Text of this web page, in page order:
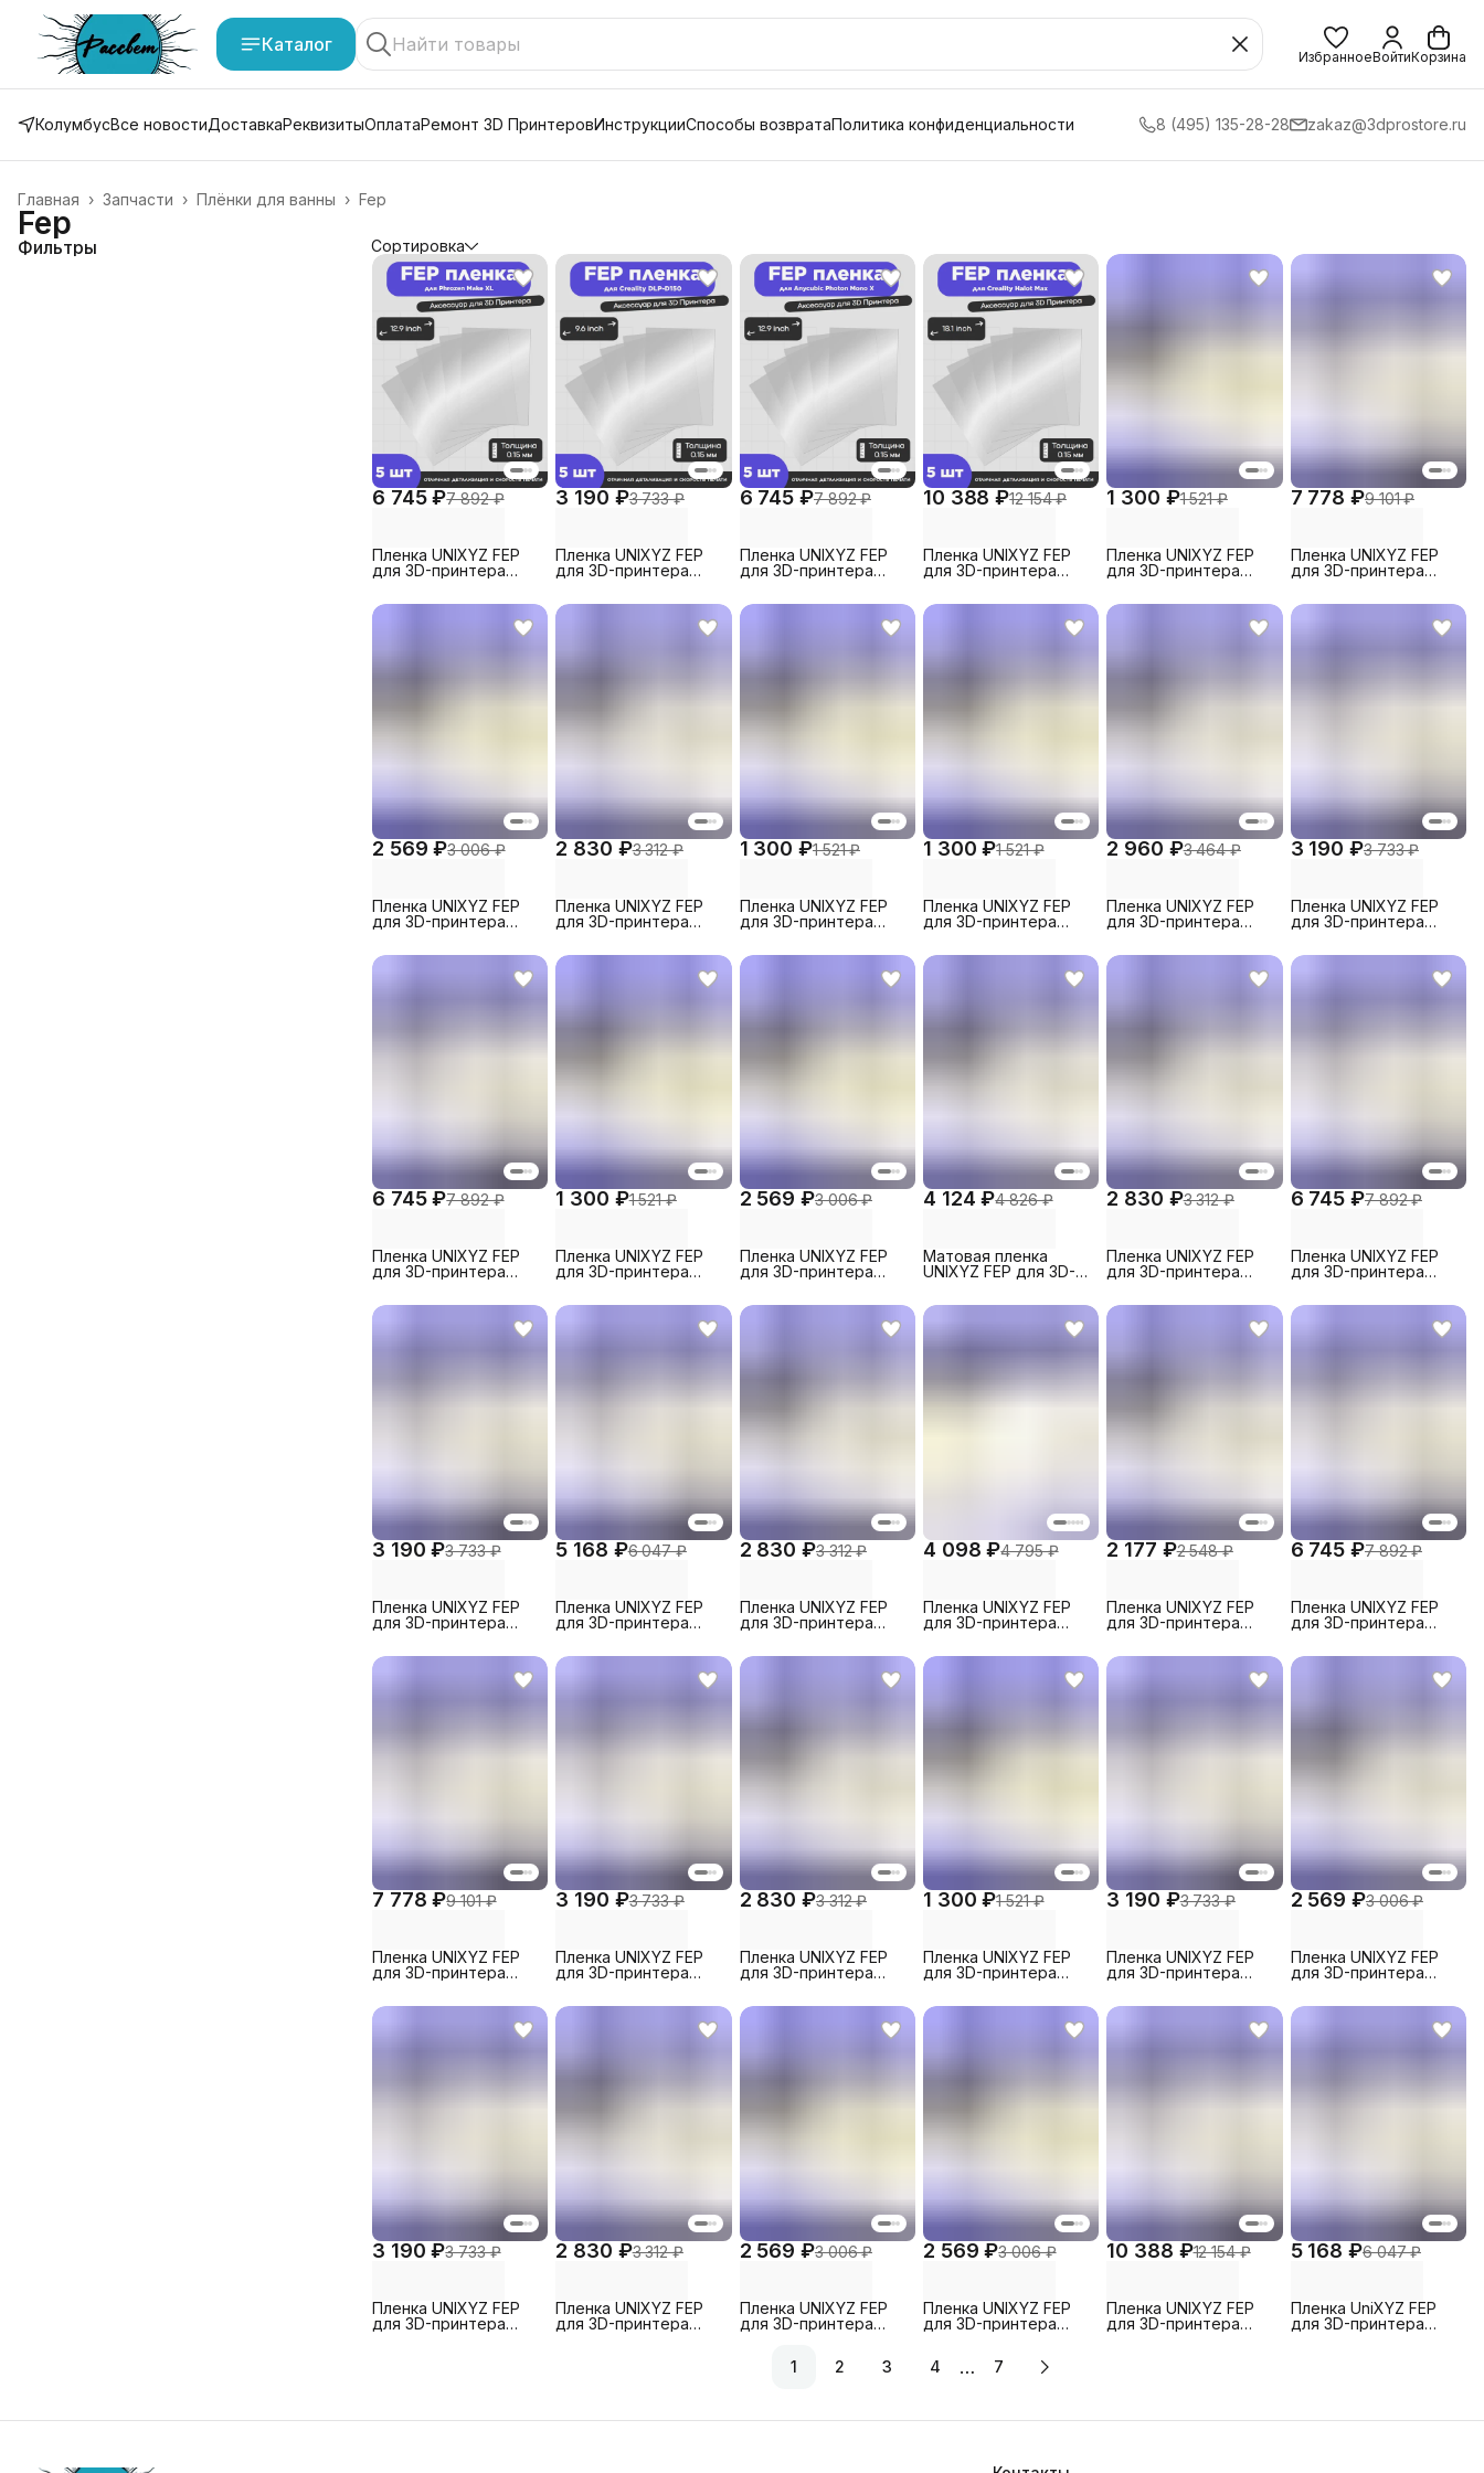
Каталог
ИзбранноеВойтиКорзина
КолумбусВсе новостиДоставкаРеквизитыОплатаРемонт 3D ПринтеровИнструкцииСпособы возвратаПолитика конфиденциальности 8 (495) 135-28-28 zakaz@3dprostore.ru
Fep
Плёнки для ванны ›
Запчасти ›
Главная ›
Fep
Фильтры Сортировка
6 745 ₽7 892 ₽
Пленка UNIXYZ FEP
для 3D-принтера
260x200mm (5 шт)
3 190 ₽3 733 ₽
Пленка UNIXYZ FEP
для 3D-принтера
200x140mm (5 шт)
6 745 ₽7 892 ₽
Пленка UNIXYZ FEP
для 3D-принтера
Mono X, 260x200mm
(5 шт)
10 388 ₽12 154 ₽
Пленка UNIXYZ FEP
для 3D-принтера
380x260mm (5 шт)
1 300 ₽1 521 ₽
Пленка UNIXYZ FEP
для 3D-принтера
200x140mm (1 шт)
7 778 ₽9 101 ₽
Пленка UNIXYZ FEP
для 3D-принтера
2023, 290x210mm (5
шт)
2 569 ₽3 006 ₽
Пленка UNIXYZ FEP
для 3D-принтера
Mono X 6Ks,
260x200mm (1 шт)
2 830 ₽3 312 ₽
Пленка UNIXYZ FEP
для 3D-принтера
12K, 290x210mm (1
шт)
1 300 ₽1 521 ₽
Пленка UNIXYZ FEP
для 3D-принтера
200x140mm (1 шт)
1 300 ₽1 521 ₽
Пленка UNIXYZ FEP
для 3D-принтера
200x140mm (1 шт)
2 960 ₽3 464 ₽
Пленка UNIXYZ FEP
для 3D-принтера
380x260mm (1 шт)
3 190 ₽3 733 ₽
Пленка UNIXYZ FEP
для 3D-принтера
200x140mm (5 шт)
6 745 ₽7 892 ₽
Пленка UNIXYZ FEP
для 3D-принтера
260x200mm (5 шт)
1 300 ₽1 521 ₽
Пленка UNIXYZ FEP
для 3D-принтера
200x140mm (1 шт)
2 569 ₽3 006 ₽
Пленка UNIXYZ FEP
для 3D-принтера
260x200mm (1 шт)
4 124 ₽4 826 ₽
Матовая пленка
UNIXYZ FEP для 3D-
Photon M3 Max,
390x263mm (1 шт)
2 830 ₽3 312 ₽
Пленка UNIXYZ FEP
для 3D-принтера
2023, 290x210mm (1
шт)
6 745 ₽7 892 ₽
Пленка UNIXYZ FEP
для 3D-принтера
260x200mm (5 шт)
3 190 ₽3 733 ₽
Пленка UNIXYZ FEP
для 3D-принтера
200x140mm (5 шт)
5 168 ₽6 047 ₽
Пленка UNIXYZ FEP
для 3D-принтера
S, 235x160mm (5 шт)
2 830 ₽3 312 ₽
Пленка UNIXYZ FEP
для 3D-принтера
Mono M7, 290x210mm
(1 шт)
4 098 ₽4 795 ₽
Пленка UNIXYZ FEP
для 3D-принтера
16K, 290x210mm (2
шт)
2 177 ₽2 548 ₽
Пленка UNIXYZ FEP
для 3D-принтера
235x160mm (1 шт)
6 745 ₽7 892 ₽
Пленка UNIXYZ FEP
для 3D-принтера
12K, 260x200mm (5
шт)
7 778 ₽9 101 ₽
Пленка UNIXYZ FEP
для 3D-принтера
12K, 290x210mm (5
шт)
3 190 ₽3 733 ₽
Пленка UNIXYZ FEP
для 3D-принтера
4K, 200x140mm (5
шт)
2 830 ₽3 312 ₽
Пленка UNIXYZ FEP
для 3D-принтера
Pro, 290x210mm (1
шт)
1 300 ₽1 521 ₽
Пленка UNIXYZ FEP
для 3D-принтера
200x140mm (1 шт)
3 190 ₽3 733 ₽
Пленка UNIXYZ FEP
для 3D-принтера
200x140mm (5 шт)
2 569 ₽3 006 ₽
Пленка UNIXYZ FEP
для 3D-принтера
Mono X2, 260x200mm
(1 шт)
3 190 ₽3 733 ₽
Пленка UNIXYZ FEP
для 3D-принтера
2 830 ₽3 312 ₽
Пленка UNIXYZ FEP
для 3D-принтера
2 569 ₽3 006 ₽
Пленка UNIXYZ FEP
для 3D-принтера
260x200mm (1 шт)
2 569 ₽3 006 ₽
Пленка UNIXYZ FEP
для 3D-принтера
10 388 ₽12 154 ₽
Пленка UNIXYZ FEP
для 3D-принтера
5 168 ₽6 047 ₽
Пленка UniXYZ FEP
для 3D-принтера
1 2 3 4 … 7